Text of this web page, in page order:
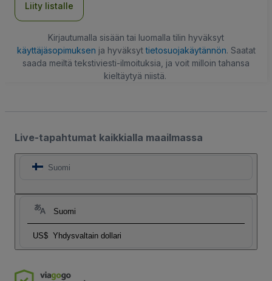
Liity listalle
Kirjautumalla sisään tai luomalla tilin hyväksyt
käyttäjäsopimuksen ja hyväksyttietosuojakäytännön. Saatat
saada meiltä tekstiviesti-ilmoituksia, ja voit milloin tahansa
kieltäytyä niistä.
Live-tapahtumat kaikkialla maailmassa
Suomi
Suomi
US$ Yhdysvaltain dollari